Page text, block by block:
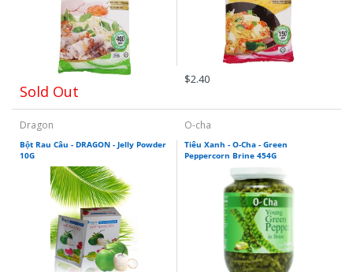
Sold Out
$2.40
Dragon
Bột Rau Câu - DRAGON - Jelly Powder
10G
O-cha
Tiêu Xanh - O-Cha - Green
Peppercorn Brine 454G